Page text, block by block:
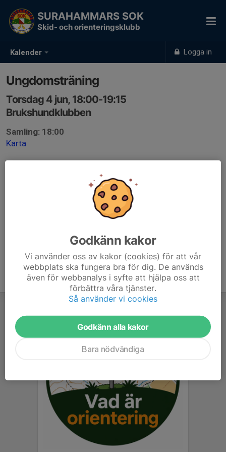
Kalender Logga in
SURAHAMMARS SOK
Skid- och orienteringsklubb
Ungdomsträning
Torsdag 4 jun, 18:00-19:15
Brukshundklubben
Samling: 18:00
Karta
Godkänn kakor
Vi använder oss av kakor (cookies) för att vår
webbplats ska fungera bra för dig. De används
även för webbanalys i syfte att hjälpa oss att
förbättra våra tjänster.
Så använder vi cookies
Godkänn alla kakor
Bara nödvändiga